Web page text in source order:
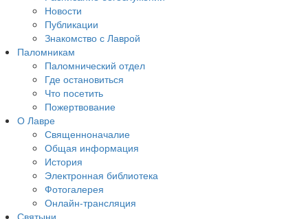
Новости
Публикации
Знакомство с Лаврой
Паломникам
Паломнический отдел
Где остановиться
Что посетить
Пожертвование
О Лавре
Священноначалие
Общая информация
История
Электронная библиотека
Фотогалерея
Онлайн-трансляция
Святыни